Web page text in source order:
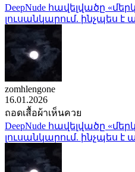
DeepNude հավելվածը
լուսանկարում. ինչպես է
zomhlengone
16.01.2026
ถอดเสื้อผ้าเห็นควย
DeepNude հավելվածը
լուսանկարում. ինչպես է